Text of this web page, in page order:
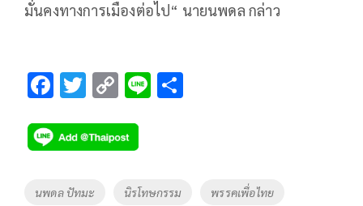
มั่นคงทางการเมืองต่อไป“ นายนพดล กล่าว
F
e
b
o
T
tt
er
C
p
y
Li
Li
Tags
นพดล ปัทมะ นิรโทษกรรม พรรคเพื่อไทย